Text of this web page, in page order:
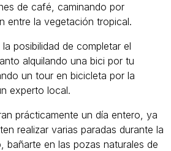
de café, caminando por
entre la vegetación tropical.
posibilidad de completar el
alquilando una bici por tu
un tour en bicicleta por la
experto local.
prácticamente un día entero, ya
realizar varias paradas durante la
bañarte en las pozas naturales de